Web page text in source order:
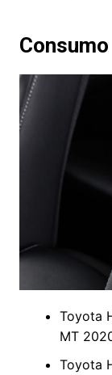
Consumo
Toyota
MT
Toyota